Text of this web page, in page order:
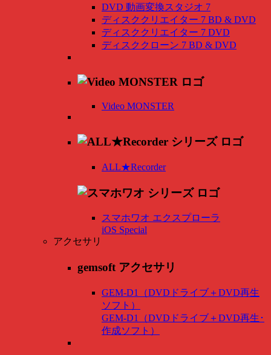
DVD 動画変換スタジオ 7
ディスククリエイター 7 BD & DVD
ディスククリエイター 7 DVD
ディスククローン 7 BD & DVD
Video MONSTER
ALL★Recorder
スマホワオ エクスプローラ
iOS Special
アクセサリ
gemsoft アクセサリ
GEM-D1（DVDドライブ＋DVD再生
ソフト）
GEM-D1（DVDドライブ＋DVD再生･
作成ソフト）